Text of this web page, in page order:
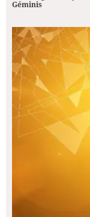
Géminis